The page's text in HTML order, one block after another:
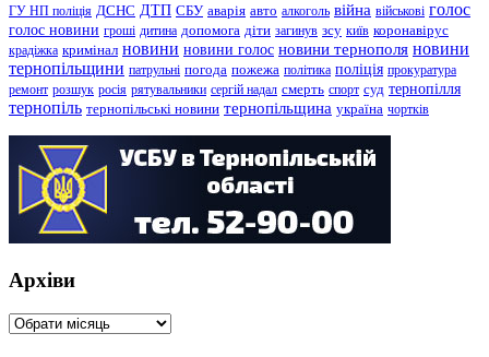
ГУ НП поліція ДСНС ДТП СБУ аварія авто алкоголь війна військові голос
голос новини гроші дитина допомога діти загинув зсу київ коронавірус
крадіжка кримінал новини новини голос новини тернополя новини
тернопільщини патрульні погода пожежа політика поліція прокуратура
ремонт розшук росія рятувальники сергій надал смерть спорт суд тернопілля
тернопіль тернопільські новини тернопільщина україна чортків
Архіви
Архіви